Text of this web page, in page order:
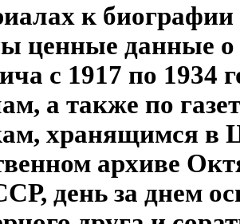
к
ценные данные о
с 1917 по 1934
а также по
хранящимся в
архиве
день за днем